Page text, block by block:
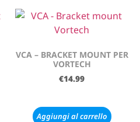
VCA – BRACKET MOUNT PER
VORTECH
€14.99
Aggiungi al carrello